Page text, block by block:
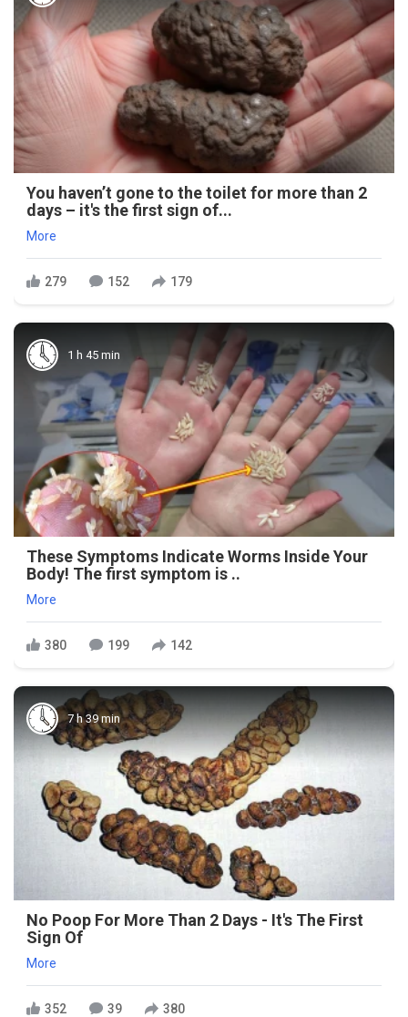
You haven’t gone to the toilet for more than 2
days – it's the first sign of...
More
279 152 179
1 h 45 min
These Symptoms Indicate Worms Inside Your
Body! The first symptom is ..
More
380 199 142
7 h 39 min
No Poop For More Than 2 Days - It's The First
Sign Of
More
352 39 380